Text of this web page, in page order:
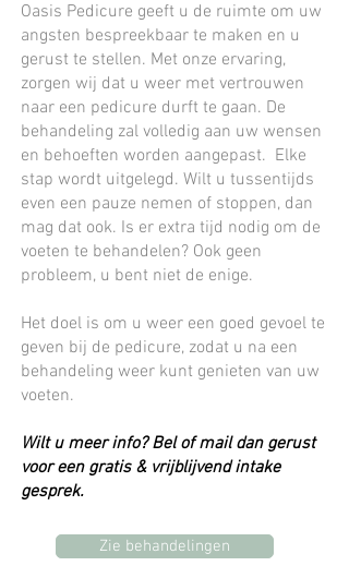
Oasis Pedicure geeft u de ruimte om uw
angsten bespreekbaar te maken en u
gerust te stellen. Met onze ervaring,
zorgen wij dat u weer met vertrouwen
naar een pedicure durft te gaan. De
behandeling zal volledig aan uw wensen
en behoeften worden aangepast. Elke
stap wordt uitgelegd. Wilt u tussentijds
even een pauze nemen of stoppen, dan
mag dat ook. Is er extra tijd nodig om de
voeten te behandelen? Ook geen
probleem, u bent niet de enige.
Het doel is om u weer een goed gevoel te
geven bij de pedicure, zodat u na een
behandeling weer kunt genieten van uw
voeten.
Wilt u meer info? Bel of mail dan gerust
voor een gratis & vrijblijvend intake
gesprek.
Zie behandelingen